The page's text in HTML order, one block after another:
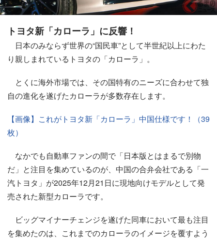
トヨタ新「カローラ」に反響！
日本のみならず世界の“国民車”として半世紀以上にわた
り親しまれているトヨタの「カローラ」。
とくに海外市場では、その国特有のニーズに合わせて独
自の進化を遂げたカローラが多数存在します。
【画像】これがトヨタ新「カローラ」中国仕様です！（39
枚）
なかでも自動車ファンの間で「日本版とはまるで別物
だ」と注目を集めているのが、中国の合弁会社である「一
汽トヨタ」が2025年12月21日に現地向けモデルとして発
売された新型カローラです。
ビッグマイナーチェンジを遂げた同車において最も注目
を集めたのは、これまでのカローラのイメージを覆すよう